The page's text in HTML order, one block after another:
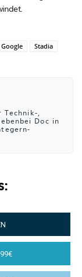
Google Stadia
Technik-,
Doc in